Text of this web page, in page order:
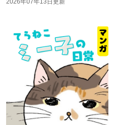
2026年07年13日更新